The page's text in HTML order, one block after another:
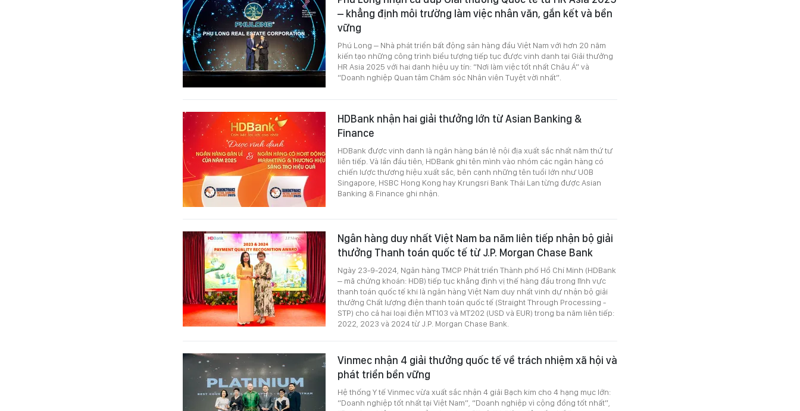
– khẳng định môi trường làm việc nhân văn, gắn kết và bền
vững
Phú Long – Nhà phát triển bất động sản hàng đầu Việt Nam với hơn 20 năm
kiến tạo những công trình biểu tượng tiếp tục được vinh danh tại Giải thưởng
HR Asia 2025 với hai danh hiệu uy tín: “Nơi làm việc tốt nhất Châu Á” và
“Doanh nghiệp Quan tâm Chăm sóc Nhân viên Tuyệt vời nhất”.
HDBank nhận hai giải thưởng lớn từ Asian Banking &
Finance
HDBank được vinh danh là ngân hàng bán lẻ nội địa xuất sắc nhất năm thứ tư
liên tiếp. Và lần đầu tiên, HDBank ghi tên mình vào nhóm các ngân hàng có
chiến lược thương hiệu xuất sắc, bên cạnh những tên tuổi lớn như UOB
Singapore, HSBC Hong Kong hay Krungsri Bank Thái Lan từng được Asian
Banking & Finance ghi nhận.
Ngân hàng duy nhất Việt Nam ba năm liên tiếp nhận bộ giải
thưởng Thanh toán quốc tế từ J.P. Morgan Chase Bank
Ngày 23-9-2024, Ngân hàng TMCP Phát triển Thành phố Hồ Chí Minh (HDBank
– mã chứng khoán: HDB) tiếp tục khẳng định vị thế hàng đầu trong lĩnh vực
thanh toán quốc tế khi là ngân hàng Việt Nam duy nhất vinh dự nhận bộ giải
thưởng Chất lượng điện thanh toán quốc tế (Straight Through Processing -
STP) cho cả hai loại điện MT103 và MT202 (USD và EUR) trong ba năm liên tiếp:
2022, 2023 và 2024 từ J.P. Morgan Chase Bank.
Vinmec nhận 4 giải thưởng quốc tế về trách nhiệm xã hội và
phát triển bền vững
Hệ thống Y tế Vinmec vừa xuất sắc nhận 4 giải Bạch kim cho 4 hạng mục lớn:
“Doanh nghiệp tốt nhất tại Việt Nam”, “Doanh nghiệp vì cộng đồng tốt nhất”,